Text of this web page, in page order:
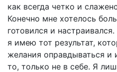
как всегда четко и
Конечно мне хотелось
готовился и
я имею тот результат,
желания оправдываться и
то, только не в себе. Я